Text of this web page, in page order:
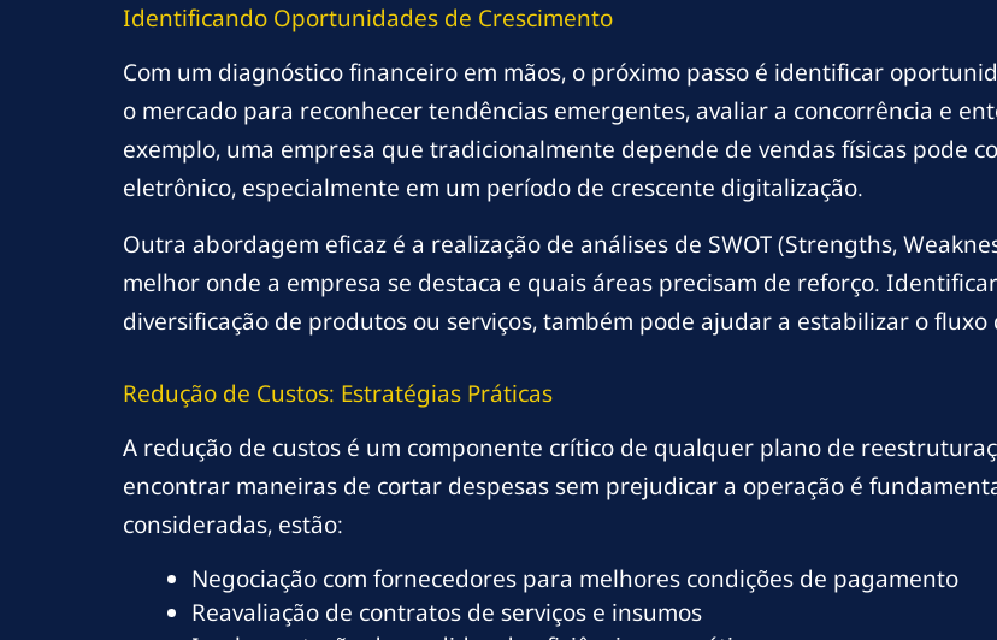
Identificando Oportunidades de Crescimento
Com um diagnóstico financeiro em mãos, o próximo passo é identificar
o mercado para reconhecer tendências emergentes, avaliar a concorrência e
exemplo, uma empresa que tradicionalmente depende de vendas físicas pode
eletrônico, especialmente em um período de crescente digitalização.
Outra abordagem eficaz é a realização de análises de SWOT (Strengths,
melhor onde a empresa se destaca e quais áreas precisam de reforço.
diversificação de produtos ou serviços, também pode ajudar a estabilizar o
Redução de Custos: Estratégias Práticas
A redução de custos é um componente crítico de qualquer plano de
encontrar maneiras de cortar despesas sem prejudicar a operação é
consideradas, estão:
Negociação com fornecedores para melhores condições de pagamento
Reavaliação de contratos de serviços e insumos